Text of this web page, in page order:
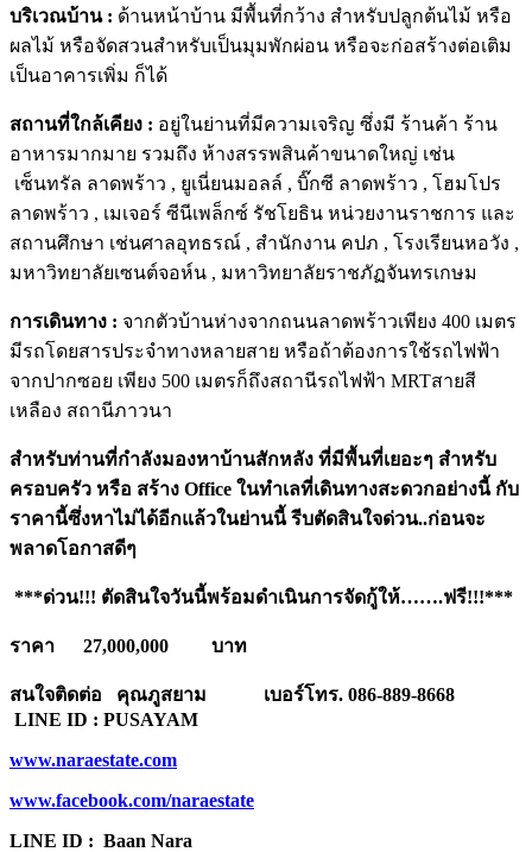
บริเวณบ้าน : ด้านหน้าบ้าน มีพื้นที่กว้าง สำหรับปลูกต้นไม้ หรือ
ผลไม้ หรือจัดสวนสำหรับเป็นมุมพักผ่อน หรือจะก่อสร้างต่อเติม
เป็นอาคารเพิ่ม ก็ได้
สถานที่ใกล้เคียง : อยู่ในย่านที่มีความเจริญ ซึ่งมี ร้านค้า ร้าน
อาหารมากมาย รวมถึง ห้างสรรพสินค้าขนาดใหญ่ เช่น
เซ็นทรัล ลาดพร้าว , ยูเนี่ยนมอลล์ , บิ๊กซี ลาดพร้าว , โฮมโปร
ลาดพร้าว , เมเจอร์ ซีนีเพล็กซ์ รัชโยธิน หน่วยงานราชการ และ
สถานศึกษา เช่นศาลอุทธรณ์ , สำนักงาน คปภ , โรงเรียนหอวัง ,
มหาวิทยาลัยเซนต์จอห์น , มหาวิทยาลัยราชภัฏจันทรเกษม
การเดินทาง : จากตัวบ้านห่างจากถนนลาดพร้าวเพียง 400 เมตร
มีรถโดยสารประจำทางหลายสาย หรือถ้าต้องการใช้รถไฟฟ้า
จากปากซอย เพียง 500 เมตรก็ถึงสถานีรถไฟฟ้า MRTสายสี
เหลือง สถานีภาวนา
สำหรับท่านที่กำลังมองหาบ้านสักหลัง ที่มีพื้นที่เยอะๆ สำหรับ
ครอบครัว หรือ สร้าง Office ในทำเลที่เดินทางสะดวกอย่างนี้ กับ
ราคานี้ซึ่งหาไม่ได้อีกแล้วในย่านนี้ รีบตัดสินใจด่วน..ก่อนจะ
พลาดโอกาสดีๆ
***ด่วน!!! ตัดสินใจวันนี้พร้อมดำเนินการจัดกู้ให้…….ฟรี!!!***
ราคา 27,000,000 บาท
สนใจติดต่อ คุณภูสยาม เบอร์โทร. 086-889-8668
LINE ID : PUSAYAM
www.naraestate.com
www.facebook.com/naraestate
LINE ID : Baan Nara